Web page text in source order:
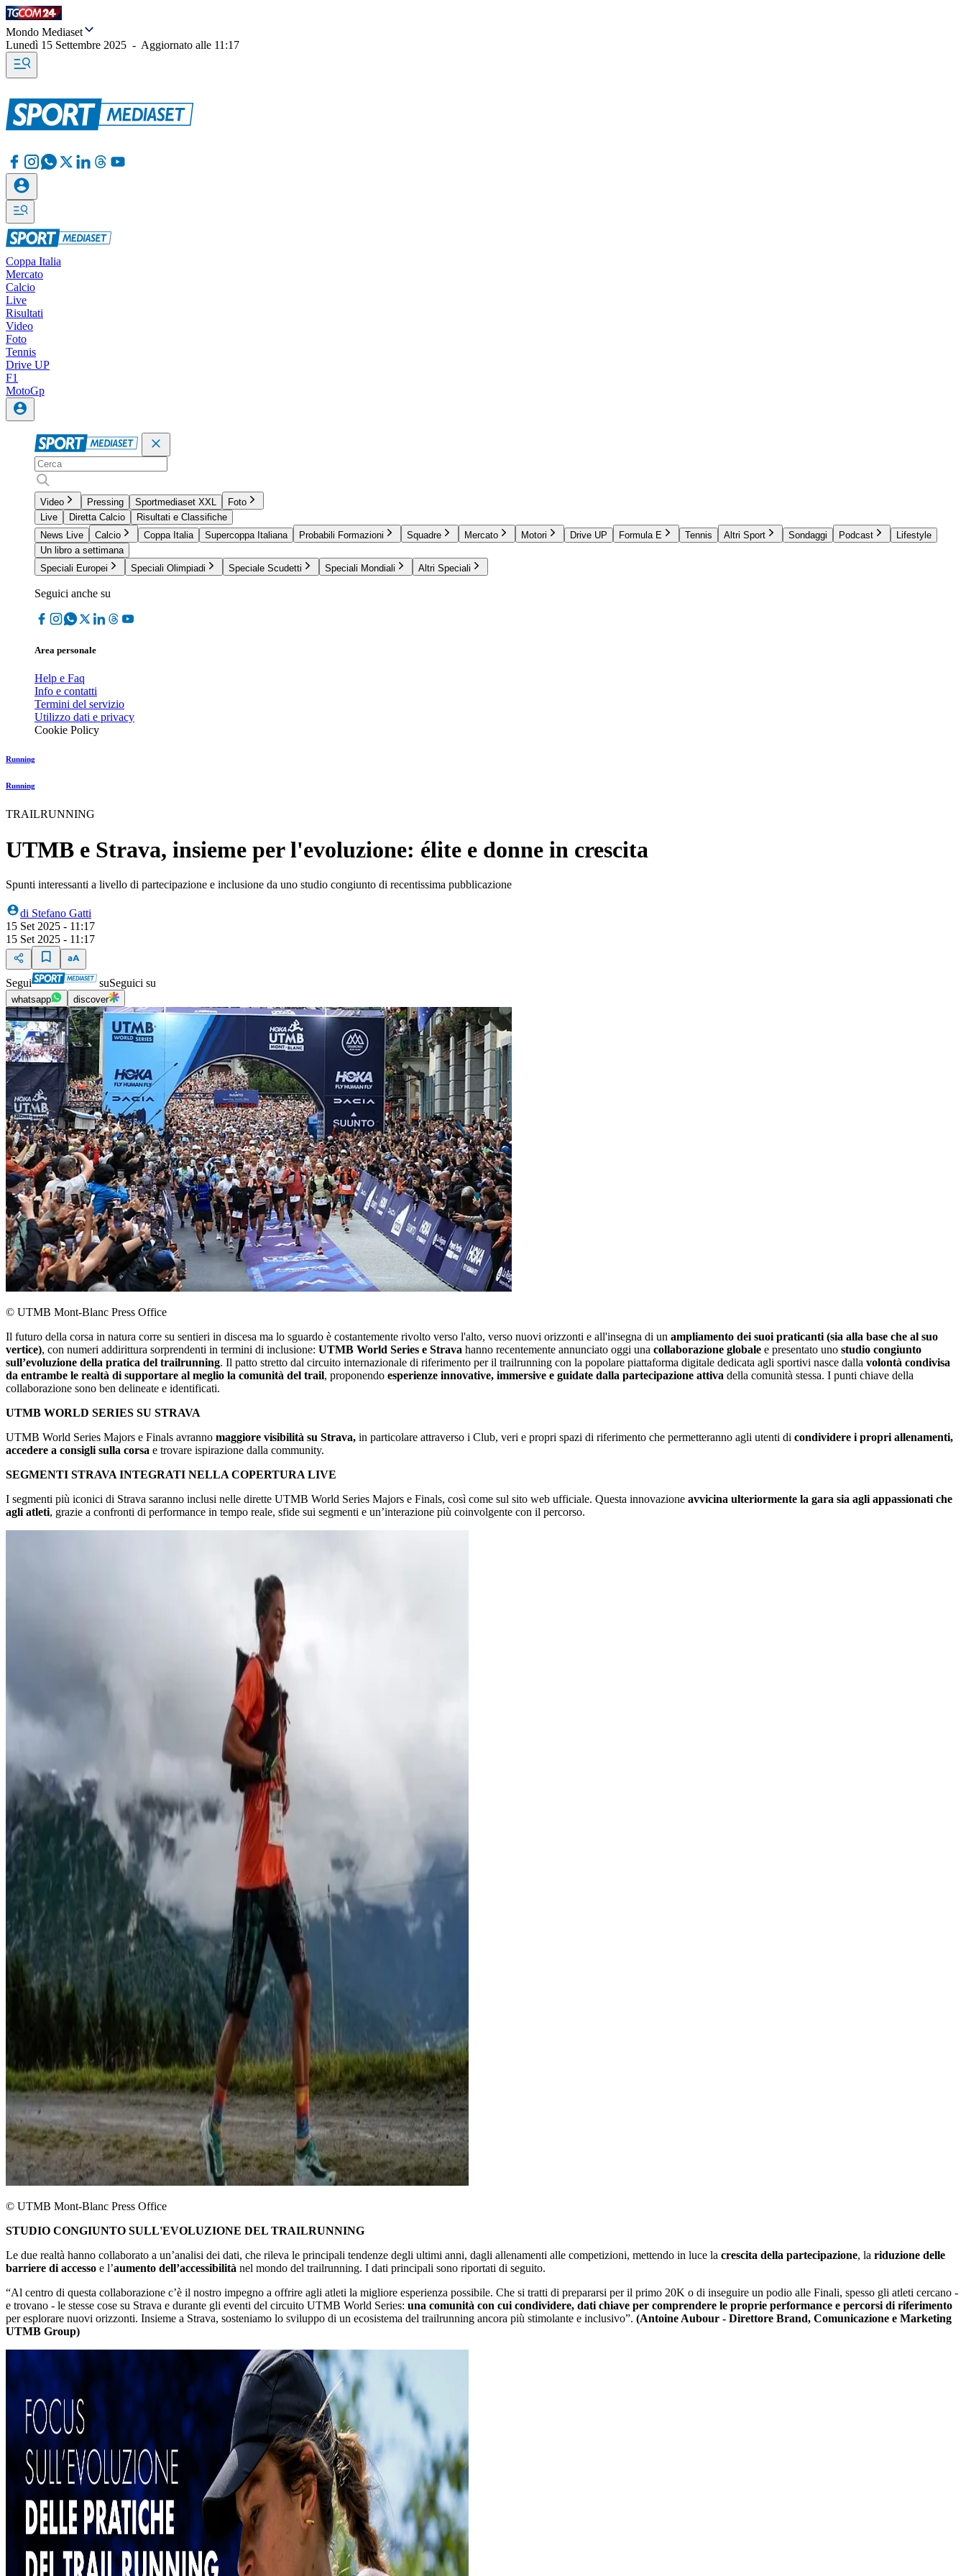
Mondo Mediaset
Lunedì 15 Settembre 2025 - Aggiornato alle 11:17
Coppa Italia
Mercato
Calcio
Live
Risultati
Video
Foto
Tennis
Drive UP
F1
MotoGp
Video Pressing Sportmediaset XXL
Foto
Live
Diretta Calcio
Risultati e Classifiche
News Live
Calcio Coppa Italia Supercoppa Italiana Probabili Formazioni Squadre Mercato Motori Drive UP Formula E Tennis Altri Sport Sondaggi Podcast
Lifestyle
Un libro a settimana
Speciali Europei
Speciali Olimpiadi Speciale Scudetti Speciali Mondiali Altri Speciali
Seguici anche su
Area personale
Help e Faq
Info e contatti
Termini del servizio
Utilizzo dati e privacy
Cookie Policy
Running
Running
TRAILRUNNING
UTMB e Strava, insieme per l'evoluzione: élite e donne in crescita
Spunti interessanti a livello di partecipazione e inclusione da uno studio congiunto di recentissima pubblicazione
di Stefano Gatti
15 Set 2025 - 11:17
15 Set 2025 - 11:17
Segui suSeguici su
whatsapp discover
© UTMB Mont-Blanc Press Office
Il futuro della corsa in natura corre su sentieri in discesa ma lo sguardo è costantemente rivolto verso l'alto, verso nuovi orizzonti e all'insegna di un ampliamento dei suoi praticanti (sia alla base che al suo
vertice), con numeri addirittura sorprendenti in termini di inclusione: UTMB World Series e Strava hanno recentemente annunciato oggi una collaborazione globale e presentato uno studio congiunto
sull’evoluzione della pratica del trailrunning. Il patto stretto dal circuito internazionale di riferimento per il trailrunning con la popolare piattaforma digitale dedicata agli sportivi nasce dalla volontà condivisa
da entrambe le realtà di supportare al meglio la comunità del trail, proponendo esperienze innovative, immersive e guidate dalla partecipazione attiva della comunità stessa. I punti chiave della
collaborazione sono ben delineate e identificati.
UTMB WORLD SERIES SU STRAVA
UTMB World Series Majors e Finals avranno maggiore visibilità su Strava, in particolare attraverso i Club, veri e propri spazi di riferimento che permetteranno agli utenti di condividere i propri allenamenti,
accedere a consigli sulla corsa e trovare ispirazione dalla community.
SEGMENTI STRAVA INTEGRATI NELLA COPERTURA LIVE
I segmenti più iconici di Strava saranno inclusi nelle dirette UTMB World Series Majors e Finals, così come sul sito web ufficiale. Questa innovazione avvicina ulteriormente la gara sia agli appassionati che
agli atleti, grazie a confronti di performance in tempo reale, sfide sui segmenti e un’interazione più coinvolgente con il percorso.
© UTMB Mont-Blanc Press Office
STUDIO CONGIUNTO SULL'EVOLUZIONE DEL TRAILRUNNING
Le due realtà hanno collaborato a un’analisi dei dati, che rileva le principali tendenze degli ultimi anni, dagli allenamenti alle competizioni, mettendo in luce la crescita della partecipazione, la riduzione delle
barriere di accesso e l’aumento dell’accessibilità nel mondo del trailrunning. I dati principali sono riportati di seguito.
“Al centro di questa collaborazione c’è il nostro impegno a offrire agli atleti la migliore esperienza possibile. Che si tratti di prepararsi per il primo 20K o di inseguire un podio alle Finali, spesso gli atleti cercano -
e trovano - le stesse cose su Strava e durante gli eventi del circuito UTMB World Series: una comunità con cui condividere, dati chiave per comprendere le proprie performance e percorsi di riferimento
per esplorare nuovi orizzonti. Insieme a Strava, sosteniamo lo sviluppo di un ecosistema del trailrunning ancora più stimolante e inclusivo”. (Antoine Aubour - Direttore Brand, Comunicazione e Marketing
UTMB Group)